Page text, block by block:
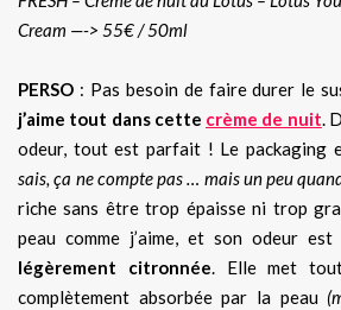
Cream —-> 55€ / 50ml
PERSO : Pas besoin de faire durer le
j’aime tout dans cette crème de nuit .
odeur, tout est parfait ! Le packaging
sais, ça ne compte pas … mais un peu
riche sans être trop épaisse ni trop
peau comme j’aime, et son odeur
légèrement citronnée . Elle met
complètement absorbée par la peau